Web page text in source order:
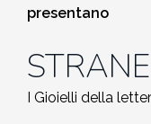
presentano
I Gioielli della
2010-2011
2009-2010
Storia: 2010